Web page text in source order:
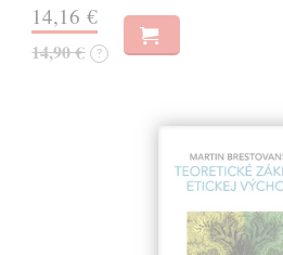
14,16 €
14,90 € ?